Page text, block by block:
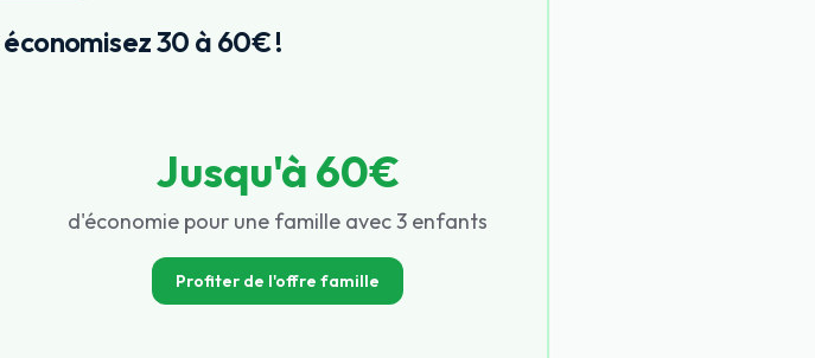
30 à 60€ !
Jusqu'à 60€
d'économie pour une famille avec 3 enfants
Profiter de l'offre famille